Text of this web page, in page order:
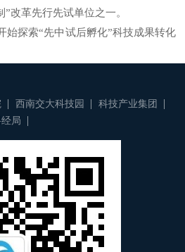
改革先行先试单位之一。
始探索“先中试后孵化”科技成果转化
才能进行利益和风险评估，决定是
的实验室成果进行中试投资，以换取
方政府辖区作为回报，使实验室样品
公司已对西南交大“探地雷达”等7项
资”，总计达3000万元，其中4项失
成功的定义：产品研发成功并实现
西南交大科技园
科技产业集团
局